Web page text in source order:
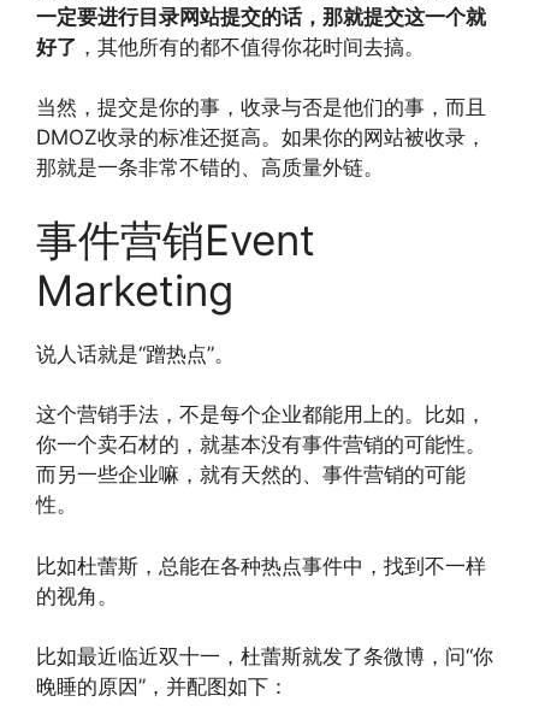
一定要进行目录网站提交的话，那就提交这一个就
好了 ，其他所有的都不值得你花时间去搞。
当然，提交是你的事，收录与否是他们的事，而且
DMOZ收录的标准还挺高。如果你的网站被收录，
那就是一条非常不错的、高质量外链。
事件营销Event
Marketing
说人话就是“蹭热点”。
这个营销手法，不是每个企业都能用上的。比如，
你一个卖石材的，就基本没有事件营销的可能性。
而另一些企业嘛，就有天然的、事件营销的可能
性。
比如杜蕾斯，总能在各种热点事件中，找到不一样
的视角。
比如最近临近双十一，杜蕾斯就发了条微博，问“你
晚睡的原因”，并配图如下：